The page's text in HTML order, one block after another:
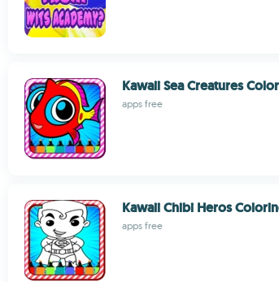
Kawaii Sea Creatures
apps free
Kawaii Chibi Heros
apps free